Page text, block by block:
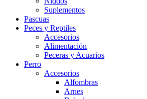
Suplementos
Pascuas
Peces y Reptiles
Accesorios
Alimentación
Peceras y Acuarios
Perro
Accesorios
Alfombras
Arnes